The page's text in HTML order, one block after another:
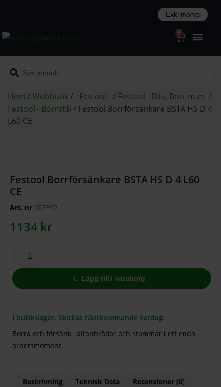
0
Hem /Webbutik/ - Festool -/ Festool - Bits, Borr m.m. /
Festool - Borrstål / Festool Borrförsänkare BSTA HS D 4
L60 CE
Festool Borrförsänkare BSTA HS D 4 L60
CE
Art. nr 202392
1134 kr
Lägg till i varukorg
I butikslager. Skickas nästkommande vardag.
Borra och försänk i altanbrädor och stommar i ett enda
arbetsmoment.
Beskrivning Teknisk Data Recensioner (0)